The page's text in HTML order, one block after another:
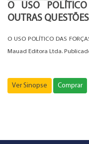
O USO
OUTRAS
O USO POLÍTICO DAS
Mauad Editora Ltda.
Ver Sinopse Comprar